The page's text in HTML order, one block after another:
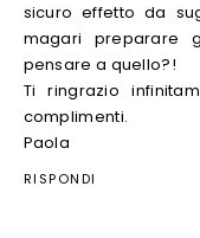
sicuro effetto da
magari preparare
pensare a quello?!
Ti ringrazio
complimenti.
Paola
RISPONDI